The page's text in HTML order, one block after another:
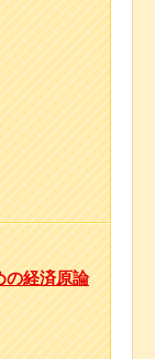
の経済原論